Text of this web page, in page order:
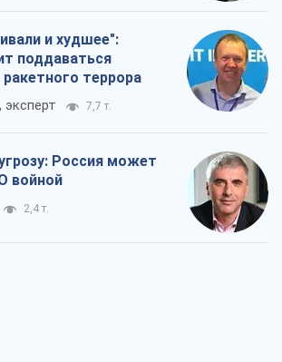
и худшее":
поддаваться
террора
эксперт 7,7 т.
Россия может
войной
2,4 т.